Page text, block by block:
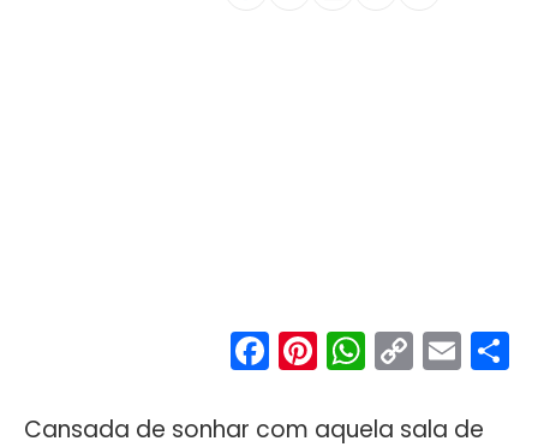
Facebook
Pinterest
Copy
Link
Cansada de sonhar com aquela sala de